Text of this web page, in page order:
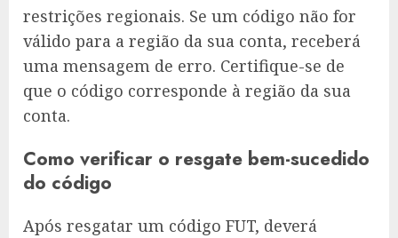
restrições regionais. Se um código não for
válido para a região da sua conta, receberá
uma mensagem de erro. Certifique-se de
que o código corresponde à região da sua
conta.
Como verificar o resgate bem-sucedido
do código
Após resgatar um código FUT, deverá